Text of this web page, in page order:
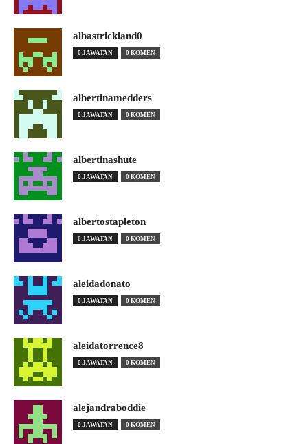
albastrickland0
0 JAWATAN 0 KOMEN
albertinamedders
0 JAWATAN 0 KOMEN
albertinashute
0 JAWATAN 0 KOMEN
albertostapleton
0 JAWATAN 0 KOMEN
aleidadonato
0 JAWATAN 0 KOMEN
aleidatorrence8
0 JAWATAN 0 KOMEN
alejandraboddie
0 JAWATAN 0 KOMEN